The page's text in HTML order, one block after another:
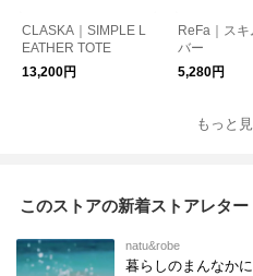
CLASKA｜SIMPLE L
EATHER TOTE
13,200円
ReFa｜スキ
バー
5,280円
もっと
このストアの新着ストアレター
natu&robe
暮らしのまんなか